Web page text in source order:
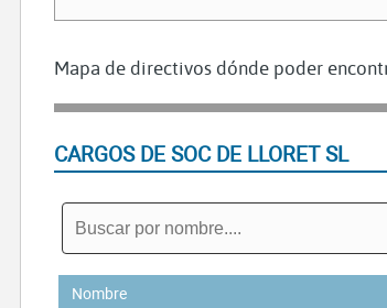
Mapa de directivos dónde poder
CARGOS DE SOC DE LLORET SL
Nombre